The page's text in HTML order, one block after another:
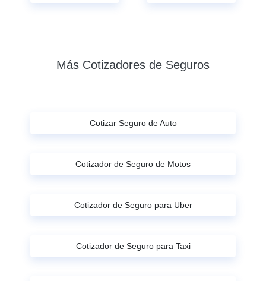
Más Cotizadores de Seguros
Cotizar Seguro de Auto
Cotizador de Seguro de Motos
Cotizador de Seguro para Uber
Cotizador de Seguro para Taxi